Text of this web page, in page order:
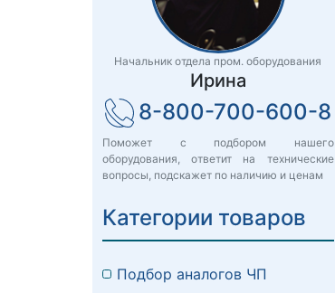
Начальник отдела пром. оборудования
Ирина
8-800-700-600-8
Поможет с подбором нашего
оборудования, ответит на технические
вопросы, подскажет по наличию и ценам
Категории товаров
Подбор аналогов ЧП